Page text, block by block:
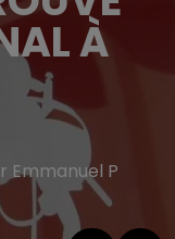
À
Emmanuel P